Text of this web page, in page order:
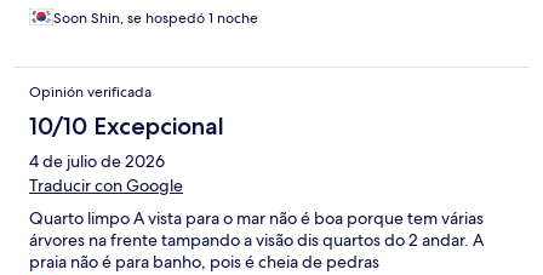
Soon Shin, se hospedó 1 noche
Opinión verificada
10/10 Excepcional
4 de julio de 2026
Traducir con Google
Quarto limpo A vista para o mar não é boa porque tem várias
árvores na frente tampando a visão dis quartos do 2 andar. A
praia não é para banho, pois é cheia de pedras